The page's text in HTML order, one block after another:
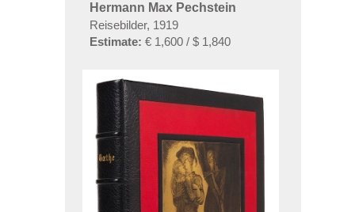
Hermann Max Pechstein
Reisebilder, 1919
Estimate: € 1,600 / $ 1,840